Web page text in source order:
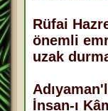
Rüfai
önemli
uzak
İnsan-ı